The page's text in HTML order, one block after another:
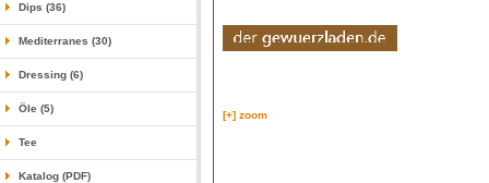
Dips (36)
Mediterranes (30)
Dressing (6)
Öle (5)
Tee
Katalog (PDF)
[+] zoom